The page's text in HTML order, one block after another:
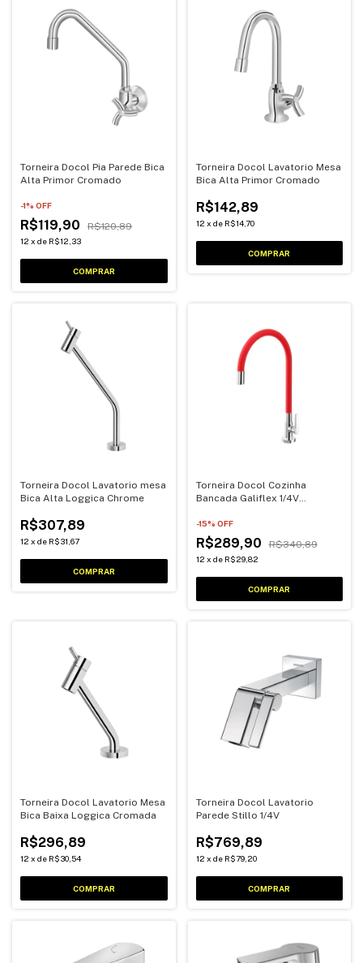
Torneira Docol Pia Parede Bica
Alta Primor Cromado
-1% OFF
R$119,90 R$120,89
12 x de R$12,33
Torneira Docol Lavatorio Mesa
Bica Alta Primor Cromado
R$142,89
12 x de R$14,70
Torneira Docol Lavatorio mesa
Bica Alta Loggica Chrome
R$307,89
12 x de R$31,67
Torneira Docol Cozinha
Bancada Galiflex 1/4V
-15% OFF
R$289,90 R$340,89
12 x de R$29,82
Torneira Docol Lavatorio Mesa
Bica Baixa Loggica Cromada
R$296,89
12 x de R$30,54
Torneira Docol Lavatorio
Parede Stillo 1/4V
R$769,89
12 x de R$79,20